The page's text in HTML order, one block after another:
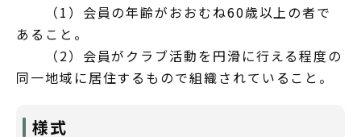
（1）会員の年齢がおおむね60歳以上の者で
あること。
（2）会員がクラブ活動を円滑に行える程度の
同一地域に居住するもので組織されていること。
様式